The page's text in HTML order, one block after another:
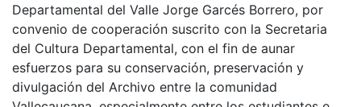
Departamental del Valle Jorge Garcés Borrero, por
convenio de cooperación suscrito con la Secretaria
del Cultura Departamental, con el fin de aunar
esfuerzos para su conservación, preservación y
divulgación del Archivo entre la comunidad